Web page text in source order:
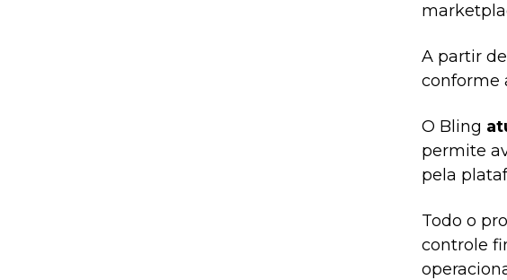
A partir
conforme
O Bling
permite
pela
Todo o
controle